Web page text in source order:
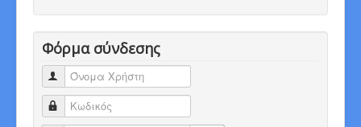
Φόρμα σύνδεσης
Όνομα Χρήστη
Κωδικός